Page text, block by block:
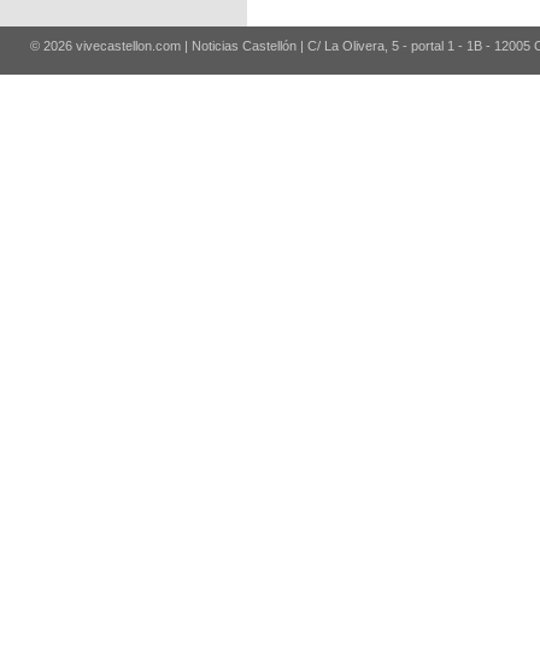
© 2026 vivecastellon.com | Noticias Castellón | C/ La Olivera, 5 - portal 1 - 1B - 12005